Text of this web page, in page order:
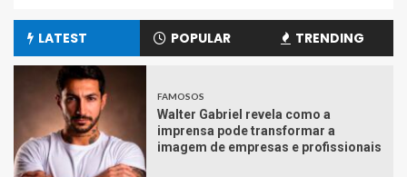
LATEST POPULAR TRENDING
FAMOSOS
Walter Gabriel revela como a
imprensa pode transformar a
imagem de empresas e profissionais